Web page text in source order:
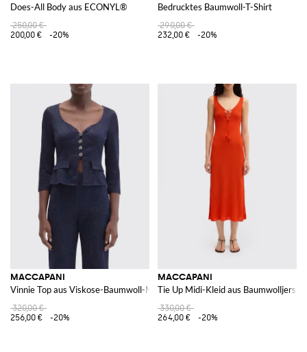
Does-All Body aus ECONYL®
250,00 €
200,00 €
-20%
Bedrucktes Baumwoll-T-Shirt
290,00 €
232,00 €
-20%
MACCAPANI
Vinnie Top aus Viskose-Baumwoll-Mischung
320,00 €
256,00 €
-20%
MACCAPANI
Tie Up Midi-Kleid aus Baumwolljersey
330,00 €
264,00 €
-20%